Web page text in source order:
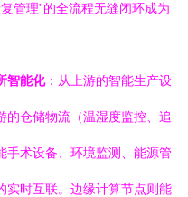
管理”的全流程无缝闭环成为
智能化：从上游的智能生产设
的仓储物流（温湿度监控、追
手术设备、环境监测、能源管
实时互联。边缘计算节点则能